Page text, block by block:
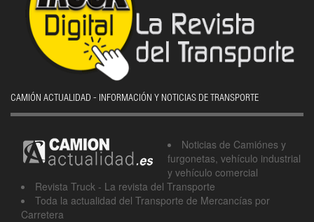
CAMIÓN ACTUALIDAD - INFORMACIÓN Y NOTICIAS DE TRANSPORTE
Noticias de Camiónes y
furgonetas, vehículo industrial
y vehículo comercial
Revista Truck - La revista del Transporte
Toda la actualidad del Transporte de Mercancías por
Carretera